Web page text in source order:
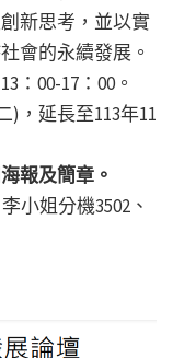
新思考，並以實
會的永續發展。
：00-17：00。
)，延長至113年11
報及簡章。
小姐分機3502、